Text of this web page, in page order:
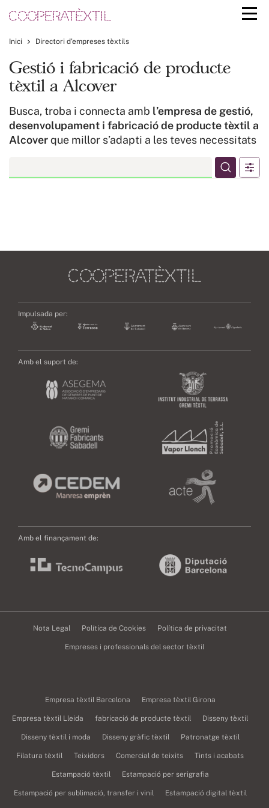
Inici Directori d’empreses tèxtils
Gestió i fabricació de producte
tèxtil a Alcover
Busca, troba i connecta amb l’empresa de gestió,
desenvolupament i fabricació de producte tèxtil a
Alcoverque millor s’adapti a les teves necessitats
Impulsada per:
Amb el suport de:
Amb el finançament de:
Nota Legal Política de Cookies Política de privacitat
Empreses i professionals del sector tèxtil
Empresa tèxtil Barcelona Empresa tèxtil Girona
Empresa tèxtil Lleida fabricació de producte tèxtil Disseny tèxtil
Disseny tèxtil i moda Disseny gràfic tèxtil Patronatge tèxtil
Filatura tèxtil Teixidors Comercial de teixits Tints i acabats
Estampació tèxtil Estampació per serigrafia
Estampació per sublimació, transfer i vinil Estampació digital tèxtil